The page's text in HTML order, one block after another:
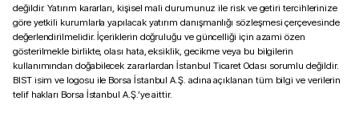
değildir. Yatırım kararları, kişisel mali durumunuz ile risk ve getiri tercihlerinize
göre yetkili kurumlarla yapılacak yatırım danışmanlığı sözleşmesi çerçevesinde
değerlendirilmelidir. İçeriklerin doğruluğu ve güncelliği için azami özen
gösterilmekle birlikte, olası hata, eksiklik, gecikme veya bu bilgilerin
kullanımından doğabilecek zararlardan İstanbul Ticaret Odası sorumlu değildir.
BIST isim ve logosu ile Borsa İstanbul A.Ş. adına açıklanan tüm bilgi ve verilerin
telif hakları Borsa İstanbul A.Ş.’ye aittir.